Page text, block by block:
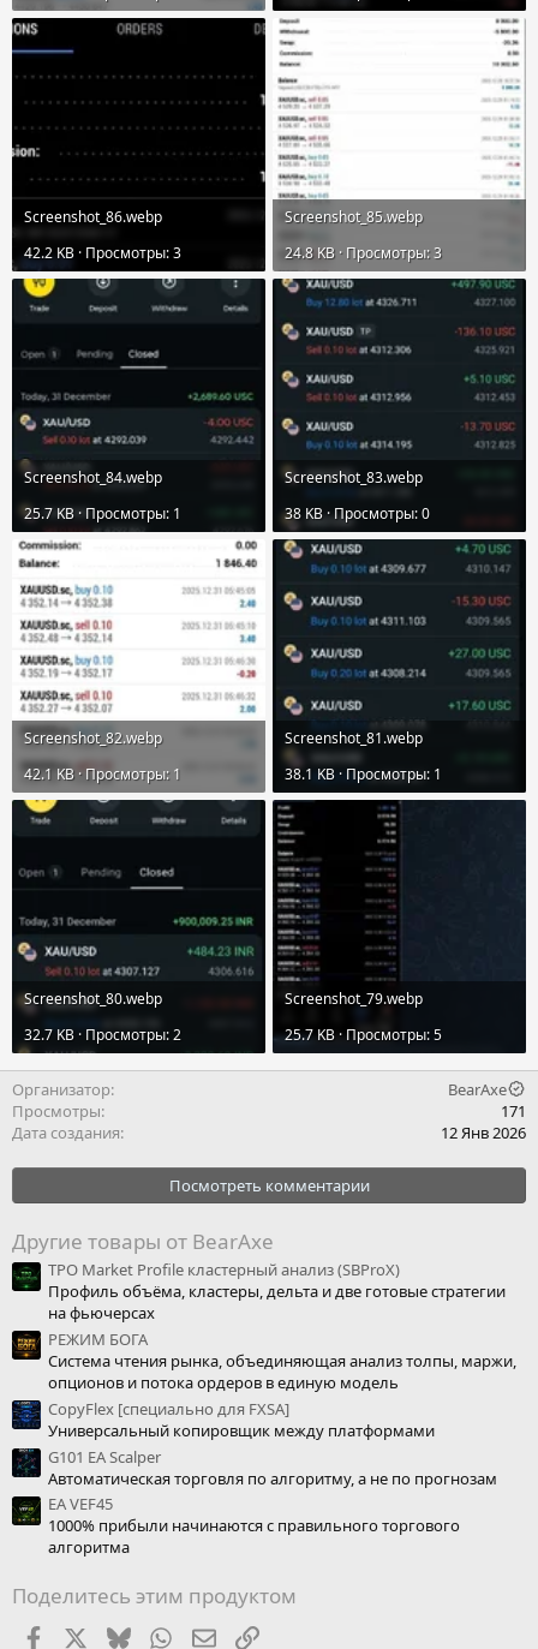
Screenshot_86.webp
42.2 KB · Просмотры: 3
Screenshot_85.webp
24.8 KB · Просмотры: 3
Screenshot_84.webp
25.7 KB · Просмотры: 1
Screenshot_83.webp
38 KB · Просмотры: 0
Screenshot_82.webp
42.1 KB · Просмотры: 1
Screenshot_81.webp
38.1 KB · Просмотры: 1
Screenshot_80.webp
32.7 KB · Просмотры: 2
Screenshot_79.webp
25.7 KB · Просмотры: 5
Организатор
BearAxe
Просмотры
171
Дата создания
12 Янв 2026
Посмотреть комментарии
Другие товары от BearAxe
TPO Market Profile кластерный анализ (SBProX)
Профиль объёма, кластеры, дельта и две готовые стратегии
на фьючерсах
РЕЖИМ БОГА
Система чтения рынка, объединяющая анализ толпы, маржи,
опционов и потока ордеров в единую модель
CopyFlex [специально для FXSA]
Универсальный копировщик между платформами
G101 EA Scalper
Автоматическая торговля по алгоритму, а не по прогнозам
EA VEF45
1000% прибыли начинаются с правильного торгового
алгоритма
Поделитесь этим продуктом
FacebookX (Twitter)
BlueskyWhatsApp
Электронная почта
Ссылка